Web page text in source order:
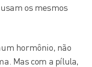
os mesmos
hormônio, não
Mas com a pílula,